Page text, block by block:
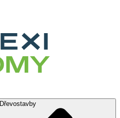
Dřevostavby